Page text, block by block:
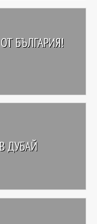
БЪЛГАРИЯ!
ДУБАЙ